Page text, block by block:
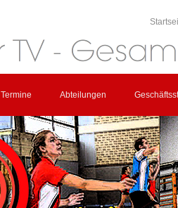
Termine Abteilungen